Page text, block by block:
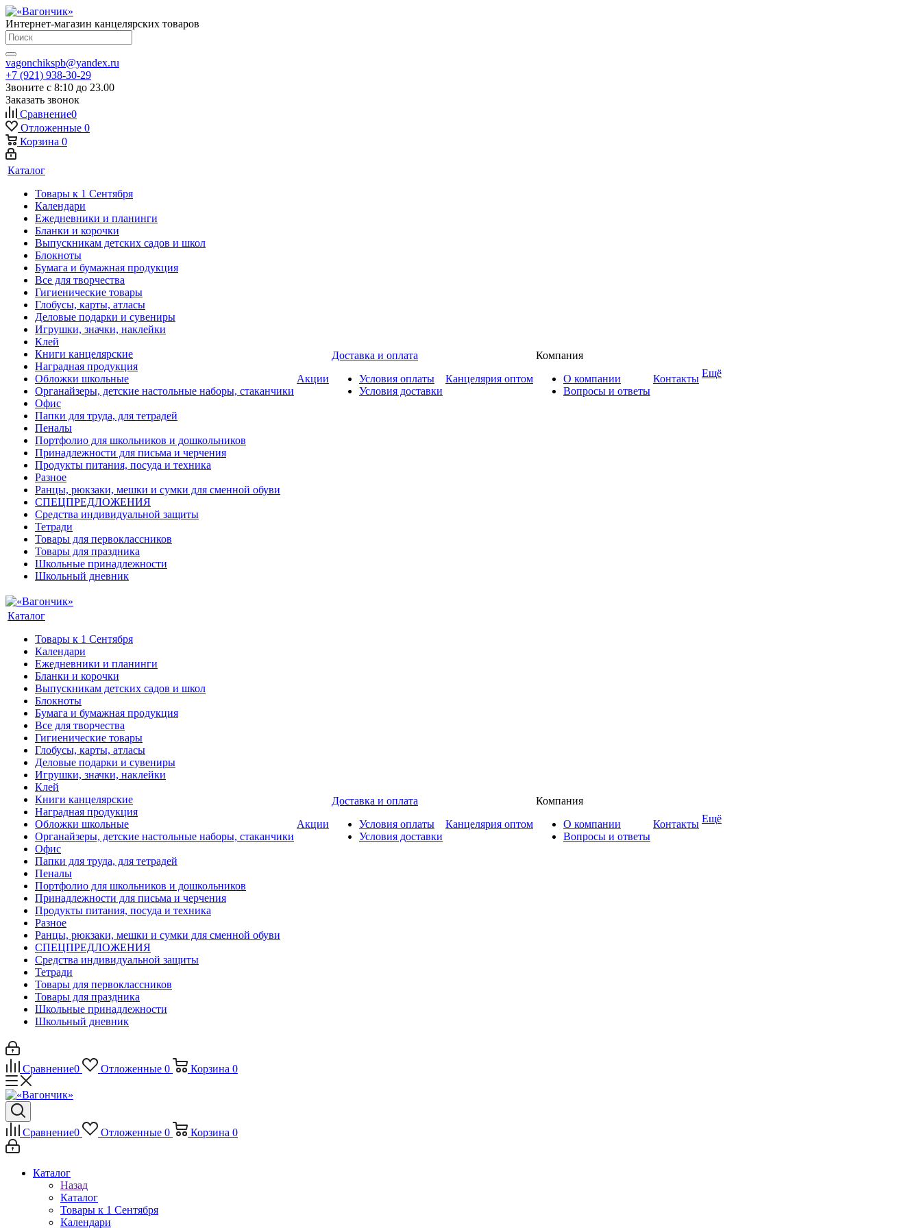
Интернет-магазин канцелярских товаров
vagonchikspb@yandex.ru
+7 (921) 938-30-29
Звоните с 8:10 до 23.00
Заказать звонок
Сравнение0
Отложенные 0
Корзина 0
Каталог
Товары к 1 Сентября
Календари
Ежедневники и планинги
Бланки и корочки
Выпускникам детских садов и школ
Блокноты
Бумага и бумажная продукция
Все для творчества
Гигиенические товары
Глобусы, карты, атласы
Деловые подарки и сувениры
Игрушки, значки, наклейки
Клей
Книги канцелярские
Наградная продукция
Обложки школьные
Органайзеры, детские настольные наборы, стаканчики
Офис
Папки для труда, для тетрадей
Пеналы
Портфолио для школьников и дошкольников
Принадлежности для письма и черчения
Продукты питания, посуда и техника
Разное
Ранцы, рюкзаки, мешки и сумки для сменной обуви
СПЕЦПРЕДЛОЖЕНИЯ
Средства индивидуальной защиты
Тетради
Товары для первоклассников
Товары для праздника
Школьные принадлежности
Школьный дневник
Акции
Доставка и оплата
Условия оплаты
Условия доставки
Канцелярия оптом
Компания
О компании
Вопросы и ответы
Контакты Ещё
Каталог
Товары к 1 Сентября
Календари
Ежедневники и планинги
Бланки и корочки
Выпускникам детских садов и школ
Блокноты
Бумага и бумажная продукция
Все для творчества
Гигиенические товары
Глобусы, карты, атласы
Деловые подарки и сувениры
Игрушки, значки, наклейки
Клей
Книги канцелярские
Наградная продукция
Обложки школьные
Органайзеры, детские настольные наборы, стаканчики
Офис
Папки для труда, для тетрадей
Пеналы
Портфолио для школьников и дошкольников
Принадлежности для письма и черчения
Продукты питания, посуда и техника
Разное
Ранцы, рюкзаки, мешки и сумки для сменной обуви
СПЕЦПРЕДЛОЖЕНИЯ
Средства индивидуальной защиты
Тетради
Товары для первоклассников
Товары для праздника
Школьные принадлежности
Школьный дневник
Акции
Доставка и оплата
Условия оплаты
Условия доставки
Канцелярия оптом
Компания
О компании
Вопросы и ответы
Контакты Ещё
Сравнение0 Отложенные 0 Корзина 0
Сравнение0 Отложенные 0 Корзина 0
Каталог
Назад
Каталог
Товары к 1 Сентября
Календари